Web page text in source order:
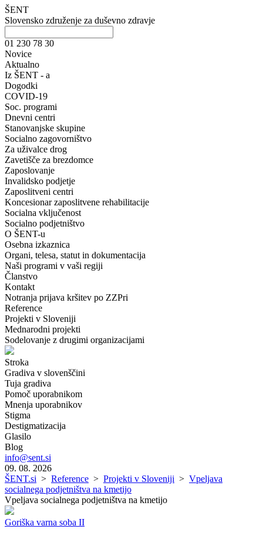
ŠENT
Slovensko združenje za duševno zdravje
01 230 78 30
Novice
Aktualno
Iz ŠENT - a
Dogodki
COVID-19
Soc. programi
Dnevni centri
Stanovanjske skupine
Socialno zagovorništvo
Za uživalce drog
Zavetišče za brezdomce
Zaposlovanje
Invalidsko podjetje
Zaposlitveni centri
Koncesionar zaposlitvene rehabilitacije
Socialna vključenost
Socialno podjetništvo
O ŠENT-u
Osebna izkaznica
Organi, telesa, statut in dokumentacija
Naši programi v vaši regiji
Članstvo
Kontakt
Notranja prijava kršitev po ZZPri
Reference
Projekti v Sloveniji
Mednarodni projekti
Sodelovanje z drugimi organizacijami
Stroka
Gradiva v slovenščini
Tuja gradiva
Pomoč uporabnikom
Mnenja uporabnikov
Stigma
Destigmatizacija
Glasilo
Blog
info@sent.si
09. 08. 2026
ŠENT.si > Reference > Projekti v Sloveniji > Vpeljava
socialnega podjetništva na kmetijo
Vpeljava socialnega podjetništva na kmetijo
Goriška varna soba II